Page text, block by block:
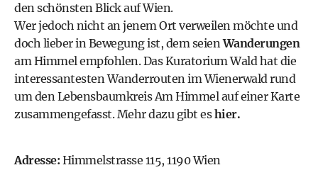
den schönsten Blick auf Wien.
Wer jedoch nicht an jenem Ort verweilen möchte und
doch lieber in Bewegung ist, dem seienWanderungen
am Himmel empfohlen. Das Kuratorium Wald hat die
interessantesten Wanderrouten im Wienerwald rund
um den Lebensbaumkreis Am Himmel auf einer Karte
zusammengefasst. Mehr dazu gibt eshier.
Adresse: Himmelstrasse 115, 1190 Wien